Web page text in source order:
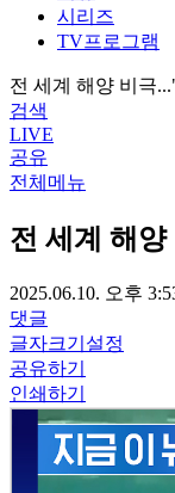
시리즈
TV프로그램
전 세계 해양 비극
검색
LIVE
공유
전체메뉴
전 세계 해
2025.06.10. 오후
댓글
글자크기설정
공유하기
인쇄하기